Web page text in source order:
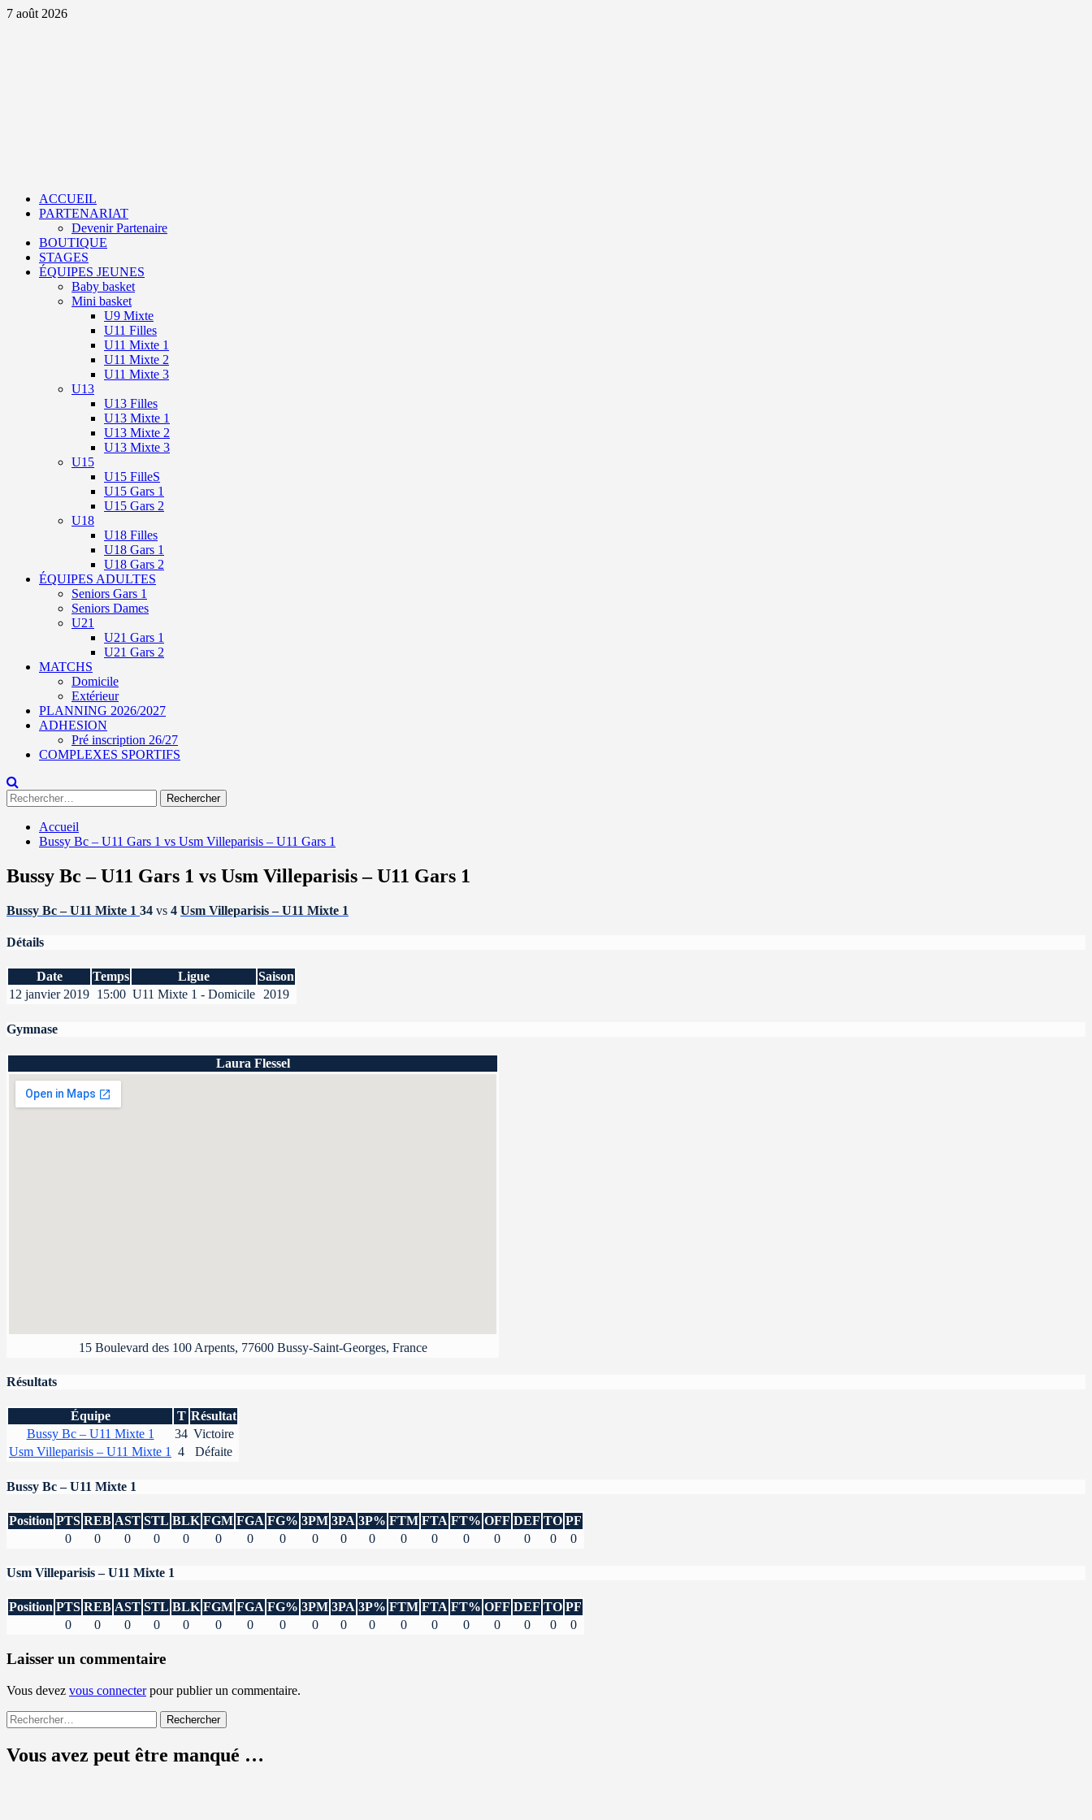
Aller
7 août 2026
ACCUEIL
PARTENARIAT
Devenir Partenaire
BOUTIQUE
STAGES
ÉQUIPES JEUNES
Baby basket
Mini basket
U9 Mixte
U11 Filles
U11 Mixte 1
U11 Mixte 2
U11 Mixte 3
U13
U13 Filles
U13 Mixte 1
U13 Mixte 2
U13 Mixte 3
U15
U15 FilleS
U15 Gars 1
U15 Gars 2
U18
U18 Filles
U18 Gars 1
U18 Gars 2
ÉQUIPES ADULTES
Seniors Gars 1
Seniors Dames
U21
U21 Gars 1
U21 Gars 2
MATCHS
Domicile
Extérieur
PLANNING 2026/2027
ADHESION
Pré inscription 26/27
COMPLEXES SPORTIFS
Rechercher :
Accueil
Bussy Bc – U11 Gars 1 vs Usm Villeparisis – U11 Gars 1
Bussy Bc – U11 Gars 1 vs Usm Villeparisis – U11 Gars 1
Bussy Bc – U11 Mixte 1 34 vs 4 Usm Villeparisis – U11 Mixte 1
Détails
Date Temps Ligue
Saison
12 janvier 2019 15:00 U11 Mixte 1 - Domicile 2019
Gymnase
Laura Flessel
15 Boulevard des 100 Arpents, 77600 Bussy-Saint-Georges, France
Résultats
Équipe T Résultat
Bussy Bc – U11 Mixte 1
34 Victoire
Usm Villeparisis – U11 Mixte 1 4 Défaite
Bussy Bc – U11 Mixte 1
Position PTS REB AST STL BLK FGM FGA FG% 3PM 3PA 3P% FTM FTA FT% OFF DEF TO PF
0
0 0 0 0 0 0 0 0 0 0 0 0 0 0 0 0 0
Usm Villeparisis – U11 Mixte 1
Position PTS REB AST STL BLK FGM FGA FG% 3PM 3PA 3P% FTM FTA FT% OFF DEF TO PF
0
0 0 0 0 0 0 0 0 0 0 0 0 0 0 0 0 0
Laisser un commentaire
Vous devez vous connecterpour publier un commentaire.
Rechercher :
Vous avez peut être manqué …